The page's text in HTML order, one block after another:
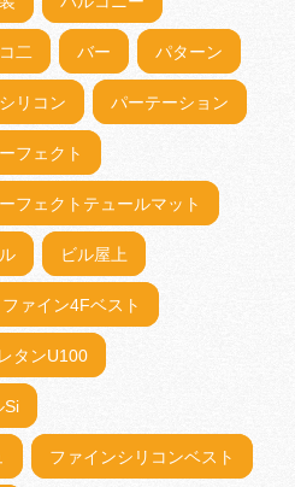
二 バー パターン
リコン パーテーション
フェクト
フェクトテュールマット
ビル屋上
ファイン4Fベスト
タンU100
Si
ファインシリコンベスト